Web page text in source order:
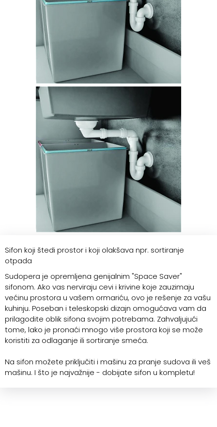
Sifon koji štedi prostor i koji olakšava npr. sortiranje
otpada
Sudopera je opremljena genijalnim "Space Saver"
sifonom. Ako vas nerviraju cevi i krivine koje zauzimaju
većinu prostora u vašem ormariću, ovo je rešenje za vašu
kuhinju. Poseban i teleskopski dizajn omogućava vam da
prilagodite oblik sifona svojim potrebama. Zahvaljujući
tome, lako je pronaći mnogo više prostora koji se može
koristiti za odlaganje ili sortiranje smeća.
Na sifon možete priključiti i mašinu za pranje sudova ili veš
mašinu. I što je najvažnije - dobijate sifon u kompletu!